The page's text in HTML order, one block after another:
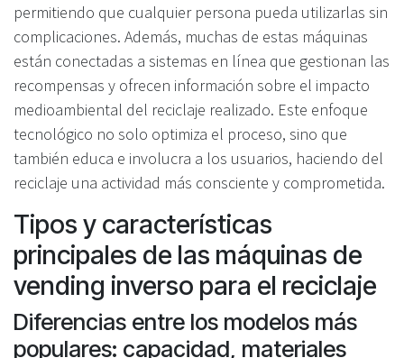
permitiendo que cualquier persona pueda utilizarlas sin
complicaciones. Además, muchas de estas máquinas
están conectadas a sistemas en línea que gestionan las
recompensas y ofrecen información sobre el impacto
medioambiental del reciclaje realizado. Este enfoque
tecnológico no solo optimiza el proceso, sino que
también educa e involucra a los usuarios, haciendo del
reciclaje una actividad más consciente y comprometida.
Tipos y características
principales de las máquinas de
vending inverso para el reciclaje
Diferencias entre los modelos más
populares: capacidad, materiales